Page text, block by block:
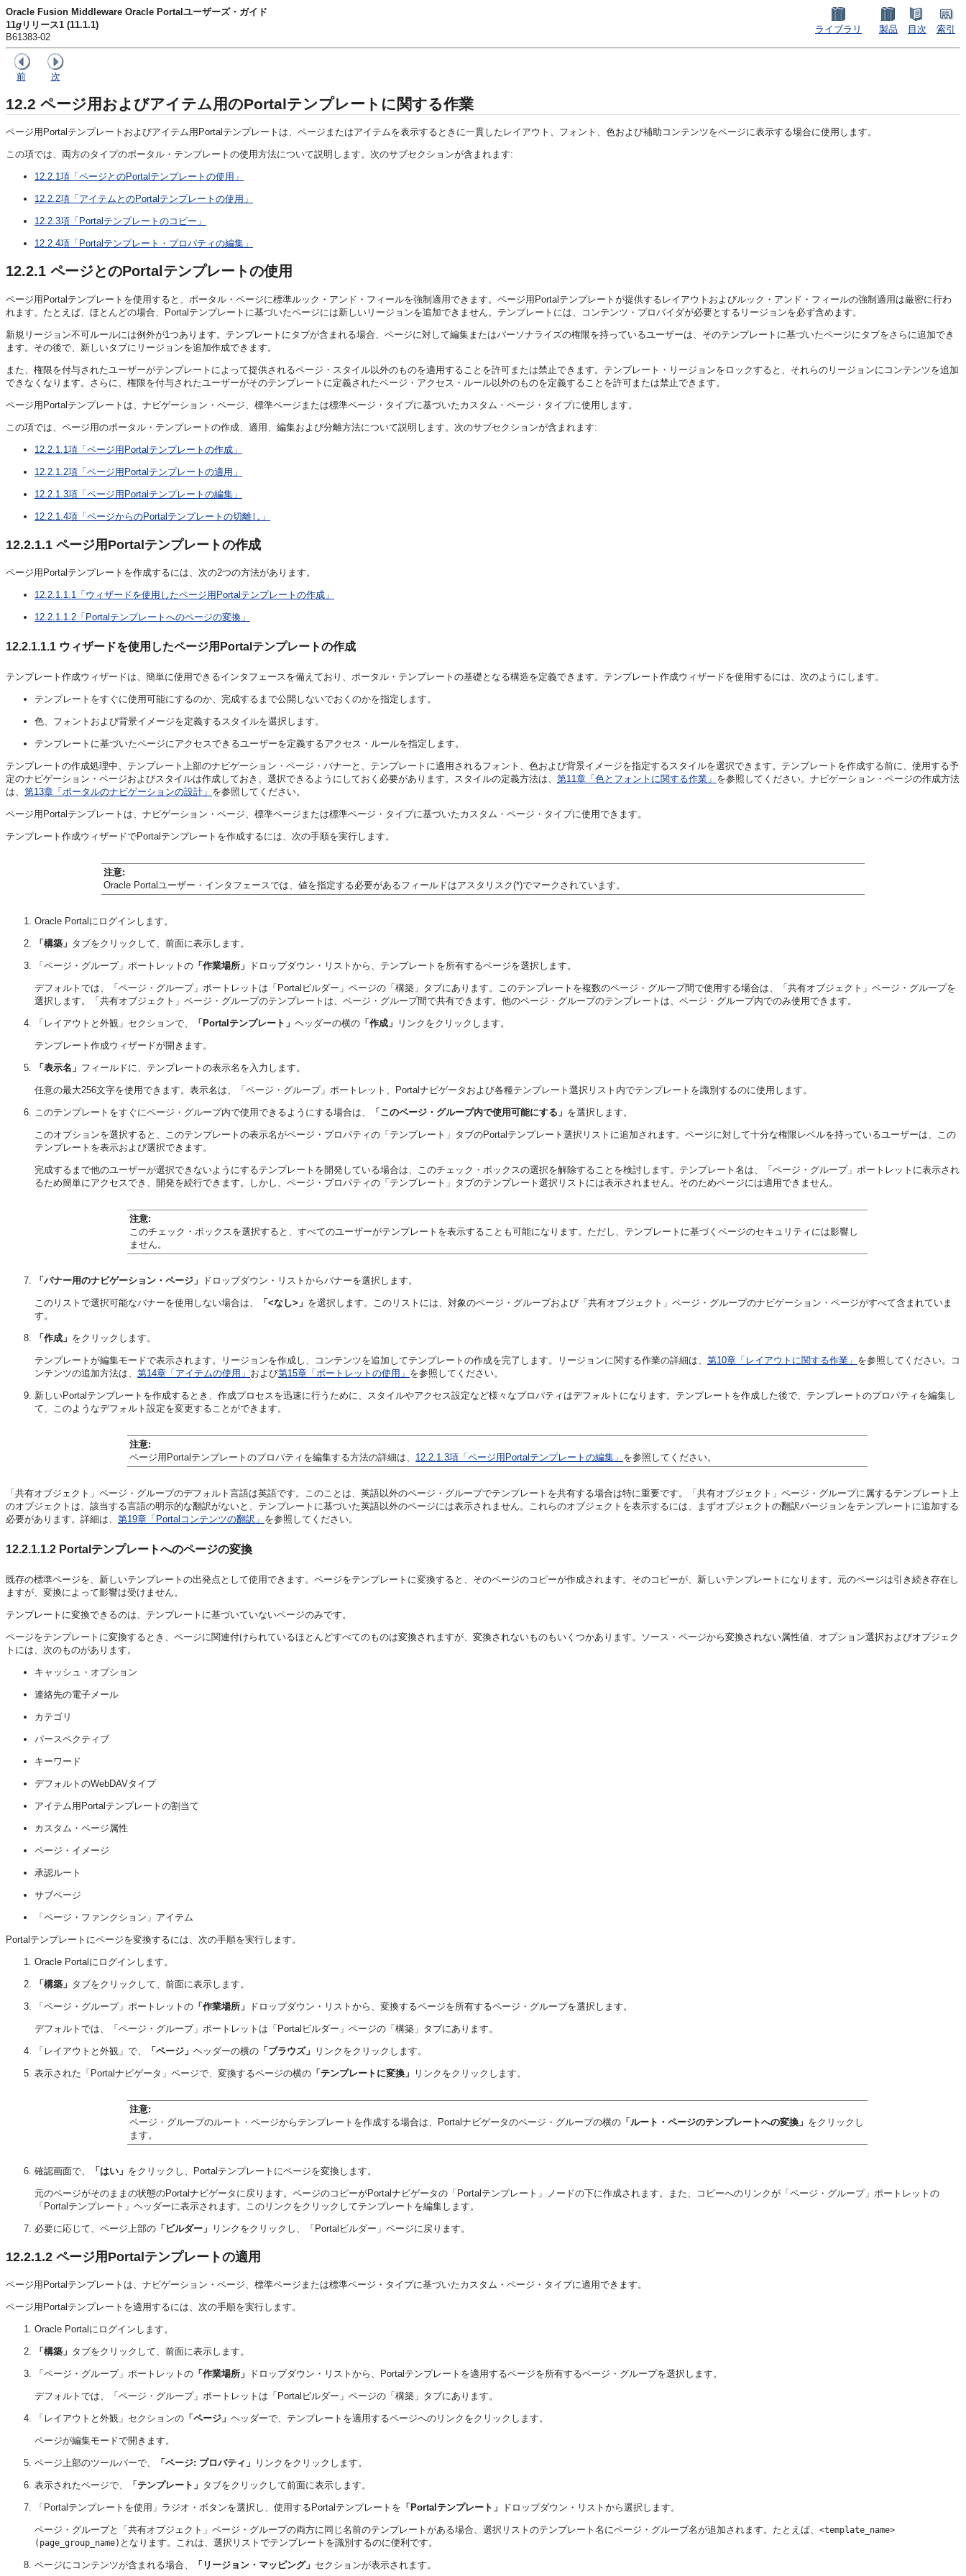
Oracle Fusion Middleware Oracle Portalユーザーズ・ガイド
11g リリース1 (11.1.1)
B61383-02
ライブラリ 製品 目次 索引
前 次
12.2 ページ用およびアイテム用のPortalテンプレートに関する作業
ページ用Portalテンプレートおよびアイテム用Portalテンプレートは、ページまたはアイテムを表示するときに一貫したレイアウト、フォント、色および補助コンテンツをページに表示する場合に使用します。
この項では、両方のタイプのポータル・テンプレートの使用方法について説明します。次のサブセクションが含まれます:
12.2.1項「ページとのPortalテンプレートの使用」
12.2.2項「アイテムとのPortalテンプレートの使用」
12.2.3項「Portalテンプレートのコピー」
12.2.4項「Portalテンプレート・プロパティの編集」
12.2.1 ページとのPortalテンプレートの使用
ページ用Portalテンプレートを使用すると、ポータル・ページに標準ルック・アンド・フィールを強制適用できます。ページ用Portalテンプレートが提供するレイアウトおよびルック・アンド・フィールの強制適用は厳密に行わ
れます。たとえば、ほとんどの場合、Portalテンプレートに基づいたページには新しいリージョンを追加できません。テンプレートには、コンテンツ・プロバイダが必要とするリージョンを必ず含めます。
新規リージョン不可ルールには例外が1つあります。テンプレートにタブが含まれる場合、ページに対して編集またはパーソナライズの権限を持っているユーザーは、そのテンプレートに基づいたページにタブをさらに追加でき
ます。その後で、新しいタブにリージョンを追加作成できます。
また、権限を付与されたユーザーがテンプレートによって提供されるページ・スタイル以外のものを適用することを許可または禁止できます。テンプレート・リージョンをロックすると、それらのリージョンにコンテンツを追加
できなくなります。さらに、権限を付与されたユーザーがそのテンプレートに定義されたページ・アクセス・ルール以外のものを定義することを許可または禁止できます。
ページ用Portalテンプレートは、ナビゲーション・ページ、標準ページまたは標準ページ・タイプに基づいたカスタム・ページ・タイプに使用します。
この項では、ページ用のポータル・テンプレートの作成、適用、編集および分離方法について説明します。次のサブセクションが含まれます:
12.2.1.1項「ページ用Portalテンプレートの作成」
12.2.1.2項「ページ用Portalテンプレートの適用」
12.2.1.3項「ページ用Portalテンプレートの編集」
12.2.1.4項「ページからのPortalテンプレートの切離し」
12.2.1.1 ページ用Portalテンプレートの作成
ページ用Portalテンプレートを作成するには、次の2つの方法があります。
12.2.1.1.1「ウィザードを使用したページ用Portalテンプレートの作成」
12.2.1.1.2「Portalテンプレートへのページの変換」
12.2.1.1.1 ウィザードを使用したページ用Portalテンプレートの作成
テンプレート作成ウィザードは、簡単に使用できるインタフェースを備えており、ポータル・テンプレートの基礎となる構造を定義できます。テンプレート作成ウィザードを使用するには、次のようにします。
テンプレートをすぐに使用可能にするのか、完成するまで公開しないでおくのかを指定します。
色、フォントおよび背景イメージを定義するスタイルを選択します。
テンプレートに基づいたページにアクセスできるユーザーを定義するアクセス・ルールを指定します。
テンプレートの作成処理中、テンプレート上部のナビゲーション・ページ・バナーと、テンプレートに適用されるフォント、色および背景イメージを指定するスタイルを選択できます。テンプレートを作成する前に、使用する予
定のナビゲーション・ページおよびスタイルは作成しておき、選択できるようにしておく必要があります。スタイルの定義方法は、 第11章「色とフォントに関する作業」 を参照してください。ナビゲーション・ページの作成方法
は、 第13章「ポータルのナビゲーションの設計」 を参照してください。
ページ用Portalテンプレートは、ナビゲーション・ページ、標準ページまたは標準ページ・タイプに基づいたカスタム・ページ・タイプに使用できます。
テンプレート作成ウィザードでPortalテンプレートを作成するには、次の手順を実行します。
注意:
Oracle Portalユーザー・インタフェースでは、値を指定する必要があるフィールドはアスタリスク(*)でマークされています。
Oracle Portalにログインします。
「構築」 タブをクリックして、前面に表示します。
「ページ・グループ」ポートレットの 「作業場所」 ドロップダウン・リストから、テンプレートを所有するページを選択します。
デフォルトでは、「ページ・グループ」ポートレットは「Portalビルダー」ページの「構築」タブにあります。このテンプレートを複数のページ・グループ間で使用する場合は、「共有オブジェクト」ページ・グループを
選択します。
「共有オブジェクト」ページ・グループのテンプレートは、ページ・グループ間で共有できます。他のページ・グループのテンプレートは、ページ・グループ内でのみ使用できます。
「レイアウトと外観」セクションで、 「Portalテンプレート」 ヘッダーの横の 「作成」 リンクをクリックします。
テンプレート作成ウィザードが開きます。
「表示名」 フィールドに、テンプレートの表示名を入力します。
任意の最大256文字を使用できます。表示名は、「ページ・グループ」ポートレット、Portalナビゲータおよび各種テンプレート選択リスト内でテンプレートを識別するのに使用します。
このテンプレートをすぐにページ・グループ内で使用できるようにする場合は、 「このページ・グループ内で使用可能にする」 を選択します。
このオプションを選択すると、このテンプレートの表示名がページ・プロパティの「テンプレート」タブのPortalテンプレート選択リストに追加されます。ページに対して十分な権限レベルを持っているユーザーは、この
テンプレートを表示および選択できます。
完成するまで他のユーザーが選択できないようにするテンプレートを開発している場合は、このチェック・ボックスの選択を解除することを検討します。テンプレート名は、「ページ・グループ」ポートレットに表示され
るため簡単にアクセスでき、開発を続行できます。しかし、ページ・プロパティの「テンプレート」タブのテンプレート選択リストには表示されません。そのためページには適用できません。
注意:
このチェック・ボックスを選択すると、すべてのユーザーがテンプレートを表示することも可能になります。ただし、テンプレートに基づくページのセキュリティには影響し
ません。
「バナー用のナビゲーション・ページ」 ドロップダウン・リストからバナーを選択します。
このリストで選択可能なバナーを使用しない場合は、 「<なし>」 を選択します。このリストには、対象のページ・グループおよび「共有オブジェクト」ページ・グループのナビゲーション・ページがすべて含まれていま
す。
「作成」 をクリックします。
テンプレートが編集モードで表示されます。リージョンを作成し、コンテンツを追加してテンプレートの作成を完了します。リージョンに関する作業の詳細は、 第10章「レイアウトに関する作業」 を参照してください。コ
ンテンツの追加方法は、 第14章「アイテムの使用」 および第15章「ポートレットの使用」 を参照してください。
新しいPortalテンプレートを作成するとき、作成プロセスを迅速に行うために、スタイルやアクセス設定など様々なプロパティはデフォルトになります。テンプレートを作成した後で、テンプレートのプロパティを編集し
て、このようなデフォルト設定を変更することができます。
注意:
ページ用Portalテンプレートのプロパティを編集する方法の詳細は、 12.2.1.3項「ページ用Portalテンプレートの編集」 を参照してください。
「共有オブジェクト」ページ・グループのデフォルト言語は英語です。このことは、英語以外のページ・グループでテンプレートを共有する場合は特に重要です。「共有オブジェクト」ページ・グループに属するテンプレート上
のオブジェクトは、該当する言語の明示的な翻訳がないと、テンプレートに基づいた英語以外のページには表示されません。これらのオブジェクトを表示するには、まずオブジェクトの翻訳バージョンをテンプレートに追加する
必要があります。詳細は、 第19章「Portalコンテンツの翻訳」 を参照してください。
12.2.1.1.2 Portalテンプレートへのページの変換
既存の標準ページを、新しいテンプレートの出発点として使用できます。ページをテンプレートに変換すると、そのページのコピーが作成されます。そのコピーが、新しいテンプレートになります。元のページは引き続き存在し
ますが、変換によって影響は受けません。
テンプレートに変換できるのは、テンプレートに基づいていないページのみです。
ページをテンプレートに変換するとき、ページに関連付けられているほとんどすべてのものは変換されますが、変換されないものもいくつかあります。ソース・ページから変換されない属性値、オプション選択およびオブジェク
トには、次のものがあります。
キャッシュ・オプション
連絡先の電子メール
カテゴリ
パースペクティブ
キーワード
デフォルトのWebDAVタイプ
アイテム用Portalテンプレートの割当て
カスタム・ページ属性
ページ・イメージ
承認ルート
サブページ
「ページ・ファンクション」アイテム
Portalテンプレートにページを変換するには、次の手順を実行します。
Oracle Portalにログインします。
「構築」 タブをクリックして、前面に表示します。
「ページ・グループ」ポートレットの 「作業場所」 ドロップダウン・リストから、変換するページを所有するページ・グループを選択します。
デフォルトでは、「ページ・グループ」ポートレットは「Portalビルダー」ページの「構築」タブにあります。
「レイアウトと外観」で、 「ページ」 ヘッダーの横の 「ブラウズ」 リンクをクリックします。
表示された「Portalナビゲータ」ページで、変換するページの横の 「テンプレートに変換」 リンクをクリックします。
注意:
ページ・グループのルート・ページからテンプレートを作成する場合は、Portalナビゲータのページ・グループの横の 「ルート・ページのテンプレートへの変換」 をクリックし
ます。
確認画面で、 「はい」 をクリックし、Portalテンプレートにページを変換します。
元のページがそのままの状態のPortalナビゲータに戻ります。ページのコピーがPortalナビゲータの「Portalテンプレート」ノードの下に作成されます。また、コピーへのリンクが「ページ・グループ」ポートレットの
「Portalテンプレート」ヘッダーに表示されます。このリンクをクリックしてテンプレートを編集します。
必要に応じて、ページ上部の 「ビルダー」 リンクをクリックし、「Portalビルダー」ページに戻ります。
12.2.1.2 ページ用Portalテンプレートの適用
ページ用Portalテンプレートは、ナビゲーション・ページ、標準ページまたは標準ページ・タイプに基づいたカスタム・ページ・タイプに適用できます。
ページ用Portalテンプレートを適用するには、次の手順を実行します。
Oracle Portalにログインします。
「構築」 タブをクリックして、前面に表示します。
「ページ・グループ」ポートレットの 「作業場所」 ドロップダウン・リストから、Portalテンプレートを適用するページを所有するページ・グループを選択します。
デフォルトでは、「ページ・グループ」ポートレットは「Portalビルダー」ページの「構築」タブにあります。
「レイアウトと外観」セクションの 「ページ」 ヘッダーで、テンプレートを適用するページへのリンクをクリックします。
ページが編集モードで開きます。
ページ上部のツールバーで、 「ページ: プロパティ」 リンクをクリックします。
表示されたページで、 「テンプレート」 タブをクリックして前面に表示します。
「Portalテンプレートを使用」ラジオ・ボタンを選択し、使用するPortalテンプレートを 「Portalテンプレート」 ドロップダウン・リストから選択します。
ページ・グループと「共有オブジェクト」ページ・グループの両方に同じ名前のテンプレートがある場合、選択リストのテンプレート名にページ・グループ名が追加されます。たとえば、 <template_name>
(page_group_name) となります。これは、選択リストでテンプレートを識別するのに便利です。
ページにコンテンツが含まれる場合、 「リージョン・マッピング」 セクションが表示されます。